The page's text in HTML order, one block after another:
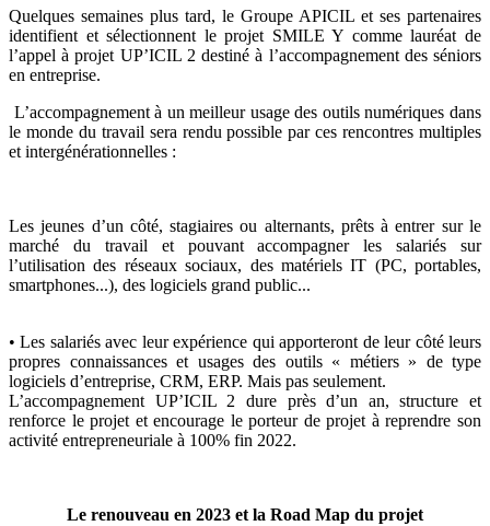
Quelques semaines plus tard, le Groupe APICIL et ses partenaires
identifient et sélectionnent le projet SMILE Y comme lauréat de
l’appel à projet UP’ICIL 2 destiné à l’accompagnement des séniors
en entreprise.
L’accompagnement à un meilleur usage des outils numériques dans
le monde du travail sera rendu possible par ces rencontres multiples
et intergénérationnelles :
Les jeunes d’un côté, stagiaires ou alternants, prêts à entrer sur le
marché du travail et pouvant accompagner les salariés sur
l’utilisation des réseaux sociaux, des matériels IT (PC, portables,
smartphones...), des logiciels grand public...
• Les salariés avec leur expérience qui apporteront de leur côté leurs
propres connaissances et usages des outils « métiers » de type
logiciels d’entreprise, CRM, ERP. Mais pas seulement.
L’accompagnement UP’ICIL 2 dure près d’un an, structure et
renforce le projet et encourage le porteur de projet à reprendre son
activité entrepreneuriale à 100% fin 2022.
Le renouveau en 2023 et la Road Map du projet